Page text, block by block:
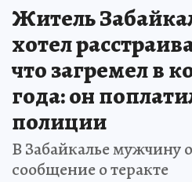
Житель
хотел
что загремел в
года: он
полиции
В Забайкалье мужчину
сообщение о теракте